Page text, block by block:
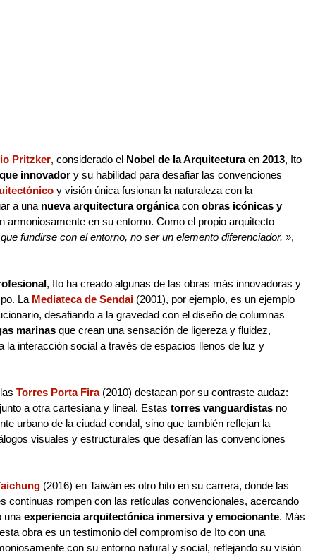
Pritzker, considerado el Nobel de la Arquitecturaen 2013, Ito
innovador y su habilidad para desafiar las convenciones
y visión única fusionan la naturaleza con la
a una nueva arquitectura orgánicacon obras icónicas y
armoniosamente en su entorno. Como el propio arquitecto
fundirse con el entorno, no ser un elemento diferenciador. »,
, Ito ha creado algunas de las obras más innovadoras y
La Mediateca de Sendai (2001), por ejemplo, es un ejemplo
desafiando a la gravedad con el diseño de columnas
marinas que crean una sensación de ligereza y fluidez,
la interacción social a través de espacios llenos de luz y
Torres Porta Fira(2010) destacan por su contraste audaz:
a otra cartesiana y lineal. Estas torres vanguardistas no
urbano de la ciudad condal, sino que también reflejan la
visuales y estructurales que desafían las convenciones
(2016) en Taiwán es otro hito en su carrera, donde las
continuas rompen con las retículas convencionales, acercando
una experiencia arquitectónica inmersiva y emocionante. Más
obra es un testimonio del compromiso de Ito con una
con su entorno natural y social, reflejando su visión